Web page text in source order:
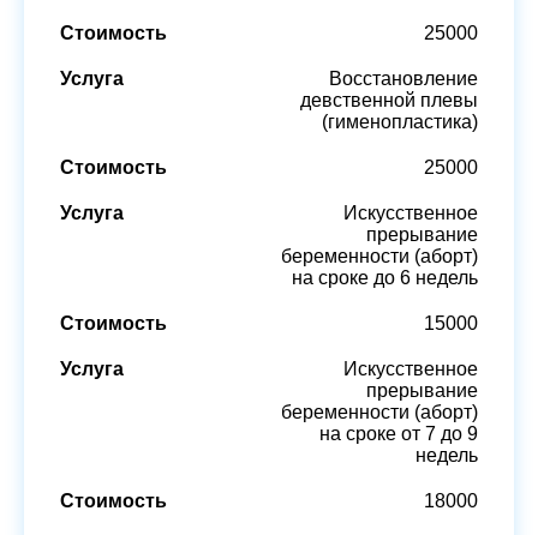
25000
Восстановление
девственной плевы
(гименопластика)
25000
Искусственное
прерывание
беременности (аборт)
на сроке до 6 недель
15000
Искусственное
прерывание
беременности (аборт)
на сроке от 7 до 9
недель
18000